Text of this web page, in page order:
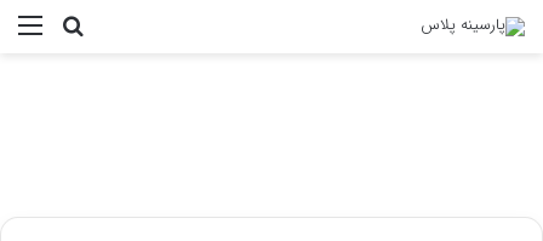
جستجو